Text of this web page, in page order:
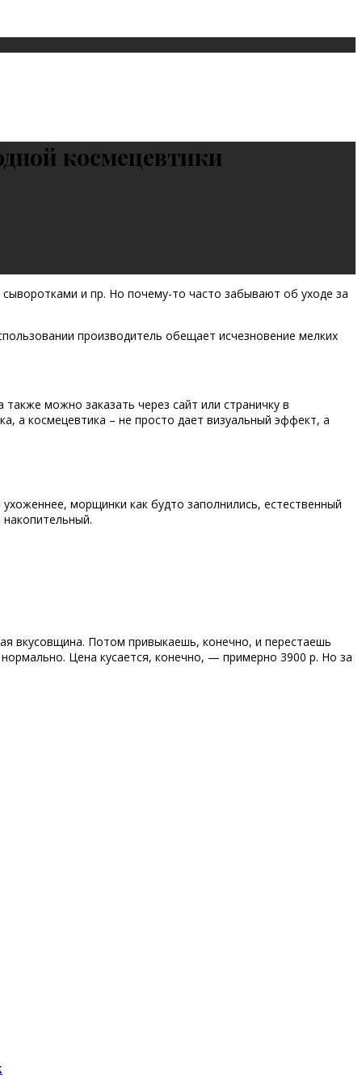
космецевтики
и пр. Но почему-то часто забывают об уходе за
производитель обещает исчезновение мелких
можно заказать через сайт или страничку в
а космецевтика – не просто дает визуальный эффект, а
морщинки как будто заполнились, естественный
вкусовщина. Потом привыкаешь, конечно, и перестаешь
Цена кусается, конечно, — примерно 3900 р. Но за